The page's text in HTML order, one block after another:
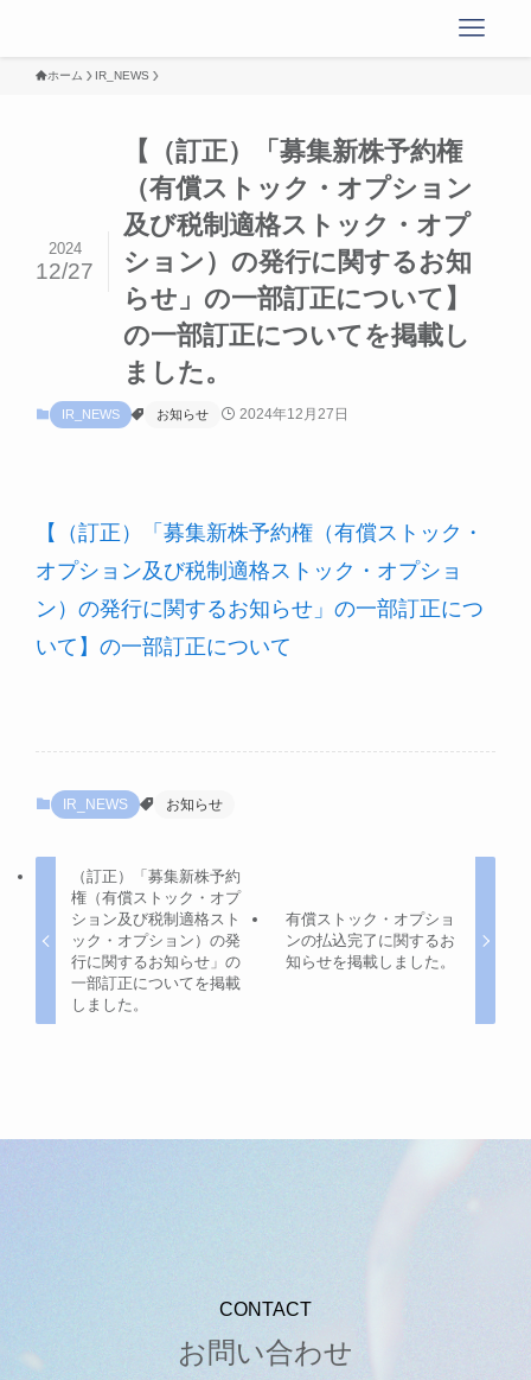
ホーム IR_NEWS
【（訂正）「募集新株予約権
（有償ストック・オプション
及び税制適格ストック・オプ
ション）の発行に関するお知
らせ」の一部訂正について】
の一部訂正についてを掲載し
ました。
2024
12/27
IR_NEWS お知らせ 2024年12月27日
【（訂正）「募集新株予約権（有償ストック・
オプション及び税制適格ストック・オプショ
ン）の発行に関するお知らせ」の一部訂正につ
いて】の一部訂正について
IR_NEWS お知らせ
（訂正）「募集新株予約
権（有償ストック・オプ
ション及び税制適格スト
ック・オプション）の発
行に関するお知らせ」の
一部訂正についてを掲載
しました。
有償ストック・オプショ
ンの払込完了に関するお
知らせを掲載しました。
CONTACT
お問い合わせ